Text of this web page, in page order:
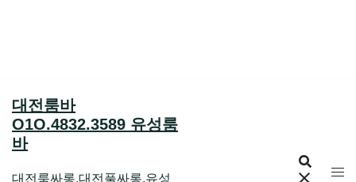
대전룸바
O1O.4832.3589 유성룸
바
대전룸싸롱,대전풀싸롱,유성